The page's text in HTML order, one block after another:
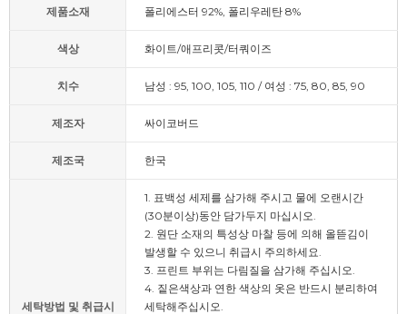
제품소재 폴리에스터 92%, 폴리우레탄 8%
색상 화이트/애프리콧/터쿼이즈
치수 남성 : 95, 100, 105, 110 / 여성 : 75, 80, 85, 90
제조자 싸이코버드
제조국 한국
세탁방법 및 취급시
1. 표백성 세제를 삼가해 주시고 물에 오랜시간
(30분이상)동안 담가두지 마십시오.
2. 원단 소재의 특성상 마찰 등에 의해 올뜯김이
발생할 수 있으니 취급시 주의하세요.
3. 프린트 부위는 다림질을 삼가해 주십시오.
4. 짙은색상과 연한 색상의 옷은 반드시 분리하여
세탁해주십시오.